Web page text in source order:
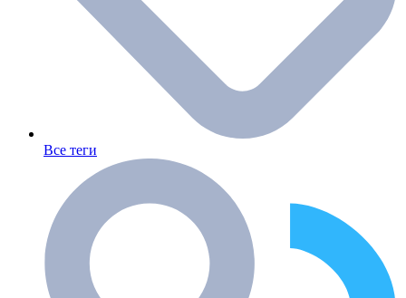
Все теги